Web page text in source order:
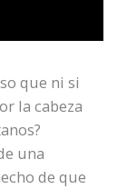
que ni si
la cabeza
una
de que